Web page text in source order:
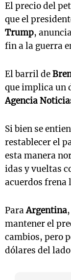
El precio del
que el
Trump,
fin a la guerra
El barril de
que implica un
Agencia
Si bien se
restablecer el
esta manera
idas y vueltas
acuerdos frena
ParaArgentina
mantener el
cambios, pero
dólares del